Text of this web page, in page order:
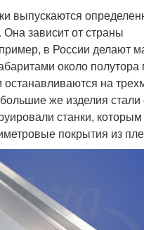
выпускаются
зависит от страны
в России делают
около
на
же изделия стали
станки,
покрытия из